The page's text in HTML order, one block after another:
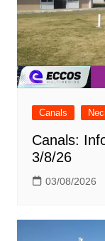
Canals
Canals:
3/8/26
03/08/2026